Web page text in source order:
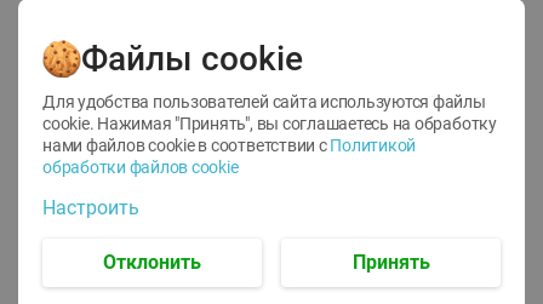
12
1.05 руб./
руб./шт
Корм влаж. для кош. с
ТОФУ Vegetus ТВЕРДЫЙ
Файлы cookie
Для удобства пользователей сайта используются файлы
cookie. Нажимая "Принять", вы соглашаетесь на обработку
нами файлов cookie в соответствии с Политикой
обработки файлов cookie
Настроить
Отклонить Принять